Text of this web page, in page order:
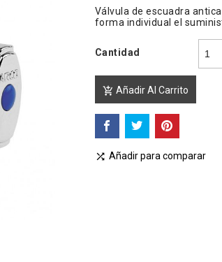
Válvula de escuadra
forma individual el
Cantidad
 Añadir Al Carrito
 Añadir para comparar